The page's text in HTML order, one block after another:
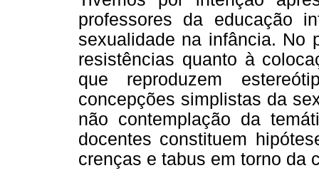
professores da educação
sexualidade na infância. No
resistências quanto à
que reproduzem
concepções simplistas da
não contemplação da
docentes constituem
crenças e tabus em torno da